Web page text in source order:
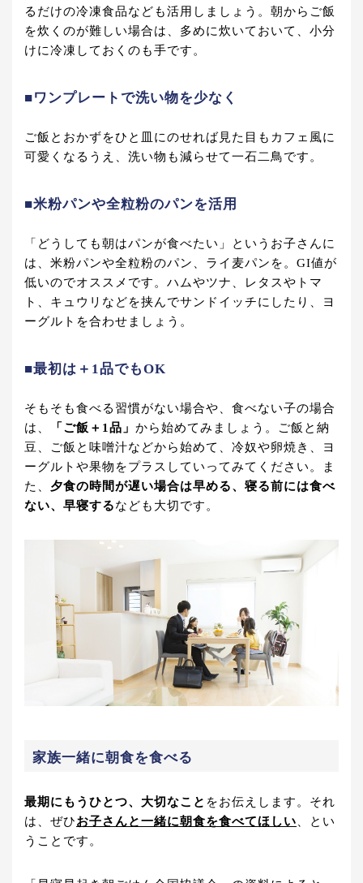
るだけの冷凍食品なども活用しましょう。朝からご飯
を炊くのが難しい場合は、多めに炊いておいて、小分
けに冷凍しておくのも手です。
■ワンプレートで洗い物を少なく
ご飯とおかずをひと皿にのせれば見た目もカフェ風に
可愛くなるうえ、洗い物も減らせて一石二鳥です。
■米粉パンや全粒粉のパンを活用
「どうしても朝はパンが食べたい」というお子さんに
は、米粉パンや全粒粉のパン、ライ麦パンを。GI値が
低いのでオススメです。ハムやツナ、レタスやトマ
ト、キュウリなどを挟んでサンドイッチにしたり、ヨ
ーグルトを合わせましょう。
■最初は＋1品でもOK
そもそも食べる習慣がない場合や、食べない子の場合
は、
「ご飯＋1品」 から始めてみましょう。ご飯と納
豆、ご飯と味噌汁などから始めて、冷奴や卵焼き、ヨ
ーグルトや果物をプラスしていってみてください。ま
た、 夕食の時間が遅い場合は早める、寝る前には食べ
ない、早寝するなども大切です。
家族一緒に朝食を食べる
最期にもうひとつ、大切なこと をお伝えします。それ
は、ぜひお子さんと一緒に朝食を食べてほしい 、とい
うことです。